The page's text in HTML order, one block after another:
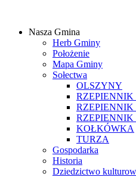
Samorządowy
Internetowy
Nasza Gmina
Herb Gminy
Położenie
Mapa Gminy
Sołectwa
OLSZYNY
RZEPIENNIK
RZEPIENNIK
KOŁKÓWKA
TURZA
Gospodarka
Historia
Dziedzictwo